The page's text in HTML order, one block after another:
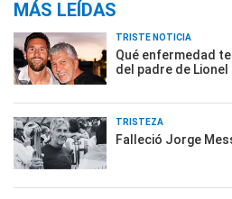
MÁS LEÍDAS
TRISTE NOTICIA
Qué enfermedad
del padre de
TRISTEZA
Falleció Jorge